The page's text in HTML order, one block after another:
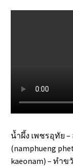
น้ำผึ้ง เพชรอุทัย
(namphueng
kaeonam) – ทำข